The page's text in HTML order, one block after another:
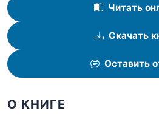
Читать
Скачать
Оставить
О КНИГЕ